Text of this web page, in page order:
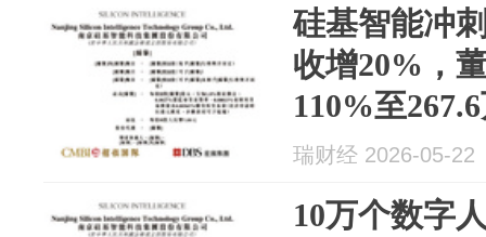
硅基智能冲
收增20%，
110%至
瑞财经 2026-05-22
10万个数字